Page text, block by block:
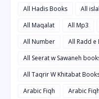
All Hadis Books
All
All Maqalat
All Mp3
All Number
All Radd e
All Seerat w Sawaneh
All Taqrir W Khitabat
Arabic Fiqh
Arabic